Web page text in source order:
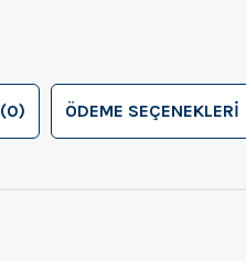
(0) ÖDEME SEÇENEKLERI